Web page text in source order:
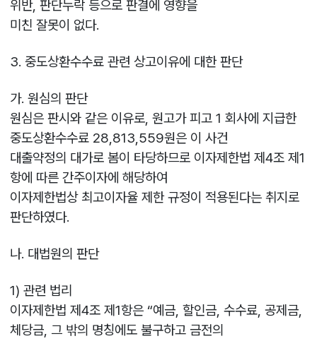
위반, 판단누락 등으로 판결에 영향을
미친 잘못이 없다.
3. 중도상환수수료 관련 상고이유에 대한 판단
가. 원심의 판단
원심은 판시와 같은 이유로, 원고가 피고 1 회사에 지급한
중도상환수수료 28,813,559원은 이 사건
대출약정의 대가로 봄이 타당하므로 이자제한법 제4조 제1
항에 따른 간주이자에 해당하여
이자제한법상 최고이자율 제한 규정이 적용된다는 취지로
판단하였다.
나. 대법원의 판단
1) 관련 법리
이자제한법 제4조 제1항은 “예금, 할인금, 수수료, 공제금,
체당금, 그 밖의 명칭에도 불구하고 금전의